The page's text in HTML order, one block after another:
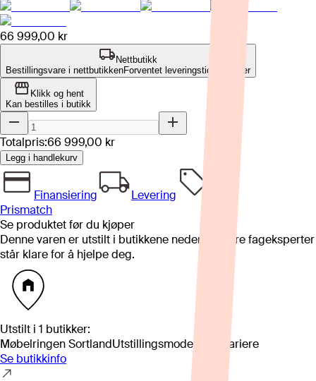
66 999,00 kr
Nettbutikk
Bestillingsvare i nettbutikkenForventet leveringstid: 4-8 uker
Klikk og hent
Kan bestilles i butikk
Totalpris:66 999,00 kr
Legg i handlekurv
Finansiering
Levering
Prismatch
Se produktet før du kjøper
Denne varen er utstilt i butikkene nedenfor. Våre fageksperter
står klare for å hjelpe deg.
Utstilt i 1 butikker:
Møbelringen SortlandUtstillingsmodell kan variere
Se butikkinfo